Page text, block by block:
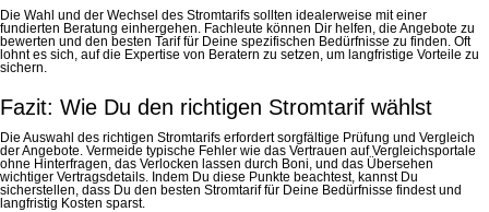
Die Wahl und der Wechsel des Stromtarifs sollten idealerweise mit einer
fundierten Beratung einhergehen. Fachleute können Dir helfen, die Angebote zu
bewerten und den besten Tarif für Deine spezifischen Bedürfnisse zu finden. Oft
lohnt es sich, auf die Expertise von Beratern zu setzen, um langfristige Vorteile zu
sichern.
Fazit: Wie Du den richtigen Stromtarif wählst
Die Auswahl des richtigen Stromtarifs erfordert sorgfältige Prüfung und Vergleich
der Angebote. Vermeide typische Fehler wie das Vertrauen auf Vergleichsportale
ohne Hinterfragen, das Verlocken lassen durch Boni, und das Übersehen
wichtiger Vertragsdetails. Indem Du diese Punkte beachtest, kannst Du
sicherstellen, dass Du den besten Stromtarif für Deine Bedürfnisse findest und
langfristig Kosten sparst.